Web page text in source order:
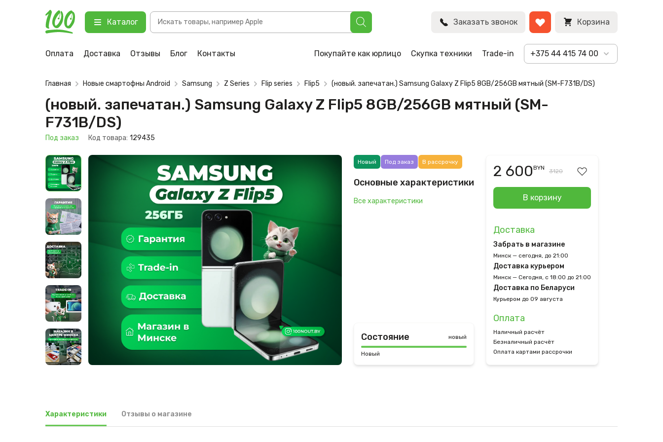
Каталог
Поиск
товаров
Заказать звонок Корзина
Оплата Доставка Отзывы Блог Контакты Покупайте как юрлицо Скупка техники Trade-in +375 44 415 74 00
(новый. запечатан.) Samsung Galaxy Z Flip5 8GB/256GB мятный (SM-F731B/DS)
123 Под заказ
BYN
Главная Новые смартофны Android Samsung Z Series Flip series Flip5 (новый. запечатан.) Samsung Galaxy Z Flip5 8GB/256GB мятный (SM-F731B/DS)
(новый. запечатан.) Samsung Galaxy Z Flip5 8GB/256GB мятный (SM-
F731B/DS)
Под заказ Код товара: 129435
Новый Под заказ В рассрочку
Основные характеристики
Все характеристики
Состояние новый
Новый
2 600BYN 3120
В корзину
Доставка
Забрать в магазине
Минск — сегодня, до 21:00
Доставка курьером
Минск — Сегодня, с 18:00 до 21:00
Доставка по Беларуси
Курьером до 09 августа
Оплата
Наличный расчёт
Безналичный расчёт
Оплата картами рассрочки
Характеристики Отзывы о магазине